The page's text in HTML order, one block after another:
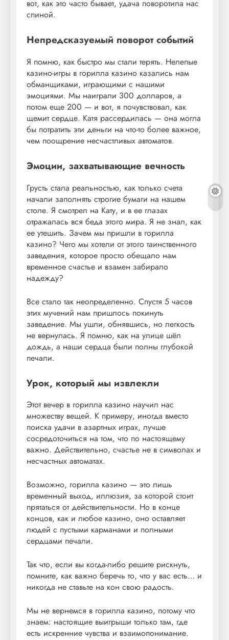
вот, как это часто бывает, удача поворотила нас
спиной.
Непредсказуемый поворот событий
Я помню, как быстро мы стали терять. Нелепые
казино-игры в горилла казино казались нам
обманщиками, играющими с нашими
эмоциями. Мы наиграли 300 долларов, а
потом еще 200 — и вот, я почувствовал, как
щемит сердце. Катя рассердилась — она могла
бы потратить эти деньги на что-то более важное,
чем поощрение несчастливых автоматов.
Эмоции, захватывающие вечность
Грусть стала реальностью, как только счета
начали заполнять строгие бумаги на нашем
столе. Я смотрел на Кату, и в ее глазах
отражалась вся беда этого мира. Я не знал, как
ее утешить. Зачем мы пришли в горилла
казино? Чего мы хотели от этого таинственного
заведения, которое просто обещало нам
временное счастье и взамен забирало
надежду?
Все стало так неопределенно. Спустя 5 часов
этих мучений нам пришлось покинуть
заведение. Мы ушли, обнявшись, но легкость
не вернулась. Я помню, как на улице шёл
дождь, а наши сердца были полны глубокой
печали.
Урок, который мы извлекли
Этот вечер в горилла казино научил нас
множеству вещей. К примеру, иногда вместо
поиска удачи в азартных играх, лучше
сосредоточиться на том, что по настоящему
важно. Действительно, счастье не в символах и
несчастных автоматах.
Возможно, горилла казино — это лишь
временный выход, иллюзия, за которой стоит
прятаться от действительности. Но в конце
концов, как и любое казино, оно оставляет
людей с пустыми карманами и полными
сердцами печали.
Так что, если вы когда-либо решите рискнуть,
помните, как важно беречь то, что у вас есть… и
никогда не ставьте на кон свою радость.
Мы не вернемся в горилла казино, потому что
знаем: настоящие выигрыши только там, где
есть искренние чувства и взаимопонимание.